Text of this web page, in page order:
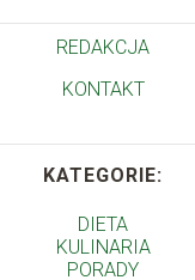
REDAKCJA
KONTAKT
KATEGORIE:
DIETA
KULINARIA
PORADY